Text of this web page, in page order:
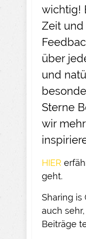
wichtig!
Zeit
über
und
Sterne
wir
HIER
geht.​
Sharing is
auch
Beiträge